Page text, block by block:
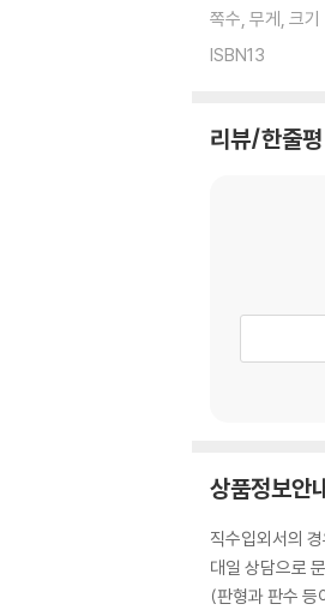
쪽수, 무게, 크기
ISBN13
리뷰/한줄평
상품정보안
직수입외서의
대일 상담으로
(판형과 판수 등